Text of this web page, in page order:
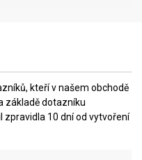
kteří v našem obchodě
základě dotazníku
zpravidla 10 dní od vytvoření